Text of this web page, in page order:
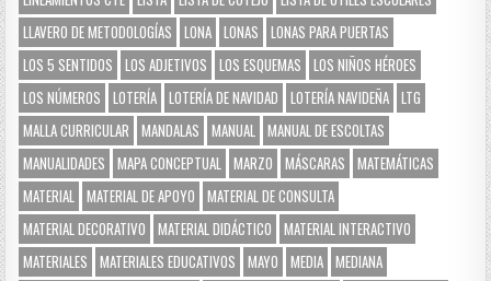
LLAVERO DE METODOLOGÍAS
LONA LONAS
LONAS PARA PUERTAS
LOS 5 SENTIDOS
LOS ADJETIVOS LOS ESQUEMAS
LOS NIÑOS HÉROES
LOS NÚMEROS
LOTERÍA LOTERÍA DE NAVIDAD LOTERÍA NAVIDEÑA LTG
MALLA CURRICULAR
MANDALAS MANUAL
MANUAL DE ESCOLTAS
MANUALIDADES
MAPA CONCEPTUAL MARZO MÁSCARAS
MATEMÁTICAS
MATERIAL
MATERIAL DE APOYO
MATERIAL DE CONSULTA
MATERIAL DECORATIVO
MATERIAL DIDÁCTICO
MATERIAL INTERACTIVO
MATERIALES
MATERIALES EDUCATIVOS MAYO MEDIA MEDIANA